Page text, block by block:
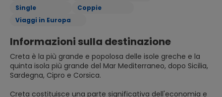
Single
Coppie
Viaggi in Europa
Informazioni sulla destinazione
Creta è la più grande e popolosa delle isole greche e la
quinta isola più grande del Mar Mediterraneo, dopo Sicilia,
Sardegna, Cipro e Corsica.
Creta costituisce una parte significativa dell'economia e